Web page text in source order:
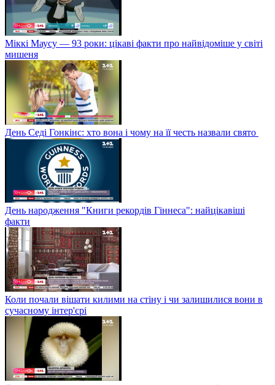
Міккі Маусу — 93 роки: цікаві факти про найвідоміше у світі
мишеня
День Седі Гонкінс: хто вона і чому на її честь назвали свято
День народження "Книги рекордів Гіннеса": найцікавіші
факти
Коли почали вішати килими на стіну і чи залишилися вони в
сучасному інтер'єрі